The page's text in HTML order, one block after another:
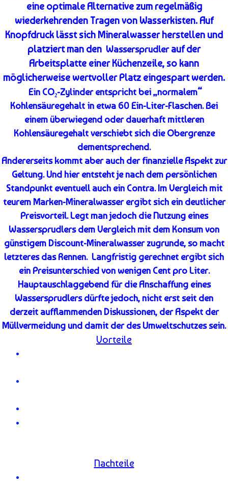
eine optimale Alternative zum regelmäßig
wiederkehrenden Tragen von Wasserkisten. Auf
Knopfdruck lässt sich Mineralwasser herstellen und
platziert man den Wassersprudlerauf der
Arbeitsplatte einer Küchenzeile, so kann
möglicherweise wertvoller Platz eingespart werden.
Ein CO₂-Zylinder entspricht bei „normalem“
Kohlensäuregehalt in etwa 60 Ein-Liter-Flaschen. Bei
einem überwiegend oder dauerhaft mittleren
Kohlensäuregehalt verschiebt sich die Obergrenze
dementsprechend.
Andererseits kommt aber auch der finanzielle Aspekt zur
Geltung. Und hier entsteht je nach dem persönlichen
Standpunkt eventuell auch ein Contra. Im Vergleich mit
teurem Marken-Mineralwasser ergibt sich ein deutlicher
Preisvorteil. Legt man jedoch die Nutzung eines
Wassersprudlers dem Vergleich mit dem Konsum von
günstigem Discount-Mineralwasser zugrunde, so macht
letzteres das Rennen. Langfristig gerechnet ergibt sich
ein Preisunterschied von wenigen Cent pro Liter.
Hauptauschlaggebend für die Anschaffung eines
Wassersprudlers dürfte jedoch, nicht erst seit den
derzeit aufflammenden Diskussionen, der Aspekt der
Müllvermeidung und damit der des Umweltschutzes sein.
Vorteile
Nachteile